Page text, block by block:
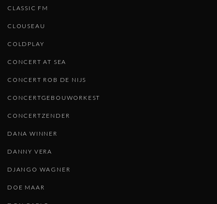
CLASSIC FM
CLOUSEAU
COLDPLAY
CONCERT AT SEA
CONCERT ROB DE NIJS
CONCERTGEBOUWORKEST
CONCERTZENDER
DANA WINNER
DANNY VERA
DJANGO WAGNER
DOE MAAR